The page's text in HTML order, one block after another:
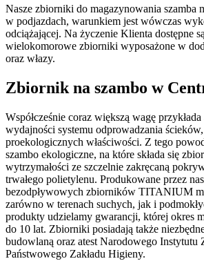
Nasze zbiorniki do magazynowania szamba
w podjazdach, warunkiem jest wówczas
odciążającej. Na życzenie Klienta dostępne
wielokomorowe zbiorniki wyposażone w
oraz włazy.
Zbiornik na szambo w
Współcześnie coraz większą wagę
wydajności systemu odprowadzania
proekologicznych właściwości. Z tego
szambo ekologiczne, na które składa się
wytrzymałości ze szczelnie zakręcaną
trwałego polietylenu. Produkowane przez
bezodpływowych zbiorników TITANIUM
zarówno w terenach suchych, jak i
produkty udzielamy gwarancji, której okres
do 10 lat. Zbiorniki posiadają także
budowlaną oraz atest Narodowego Instytutu
Państwowego Zakładu Higieny.